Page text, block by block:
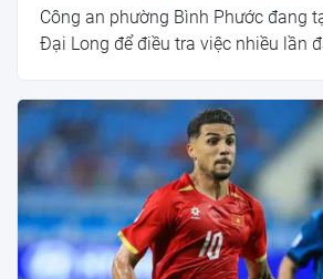
Công an phường Bình Phước đang
Đại Long để điều tra việc nhiều lần